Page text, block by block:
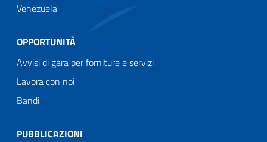
Venezuela
OPPORTUNITÀ
Avvisi di gara per forniture e servizi
Lavora con noi
Bandi
PUBBLICAZIONI